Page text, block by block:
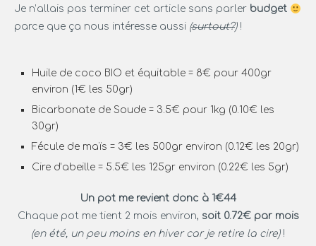
Je n’allais pas terminer cet article sans parler budget
parce que ça nous intéresse aussi (surtout?)!
Huile de coco BIO et équitable = 8€ pour 400gr
environ (1€ les 50gr)
Bicarbonate de Soude = 3.5€ pour 1kg (0.10€ les
30gr)
Fécule de maïs = 3€ les 500gr environ (0.12€ les 20gr)
Cire d’abeille = 5.5€ les 125gr environ (0.22€ les 5gr)
Un pot me revient donc à 1€44
Chaque pot me tient 2 mois environ, soit 0.72€ par mois
(en été, un peu moins en hiver car je retire la cire)!